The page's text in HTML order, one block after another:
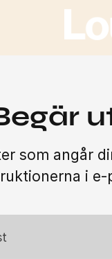
som angår
i